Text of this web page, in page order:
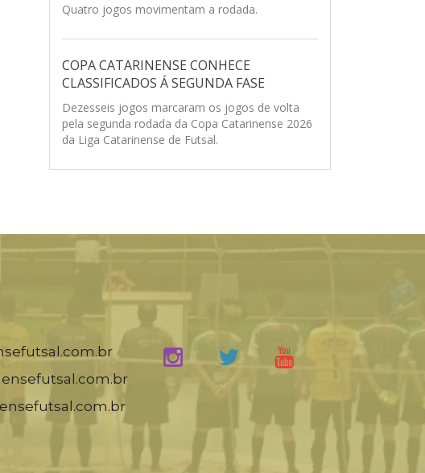
Quatro jogos movimentam a rodada.
COPA CATARINENSE CONHECE
CLASSIFICADOS Á SEGUNDA FASE
Dezesseis jogos marcaram os jogos de volta
pela segunda rodada da Copa Catarinense 2026
da Liga Catarinense de Futsal.